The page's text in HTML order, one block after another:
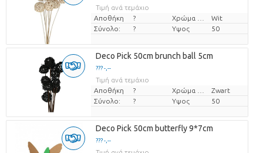
Τιμή ανά τεμάχιο
Αποθήκη
?
Wit
Σύνολο:
? Υψος 50
Deco Pick 50cm brunch ball 5cm
??? -,--
Τιμή ανά τεμάχιο
Αποθήκη
?
Zwart
Σύνολο:
? Υψος 50
Deco Pick 50cm butterfly 9*7cm
??? -,--